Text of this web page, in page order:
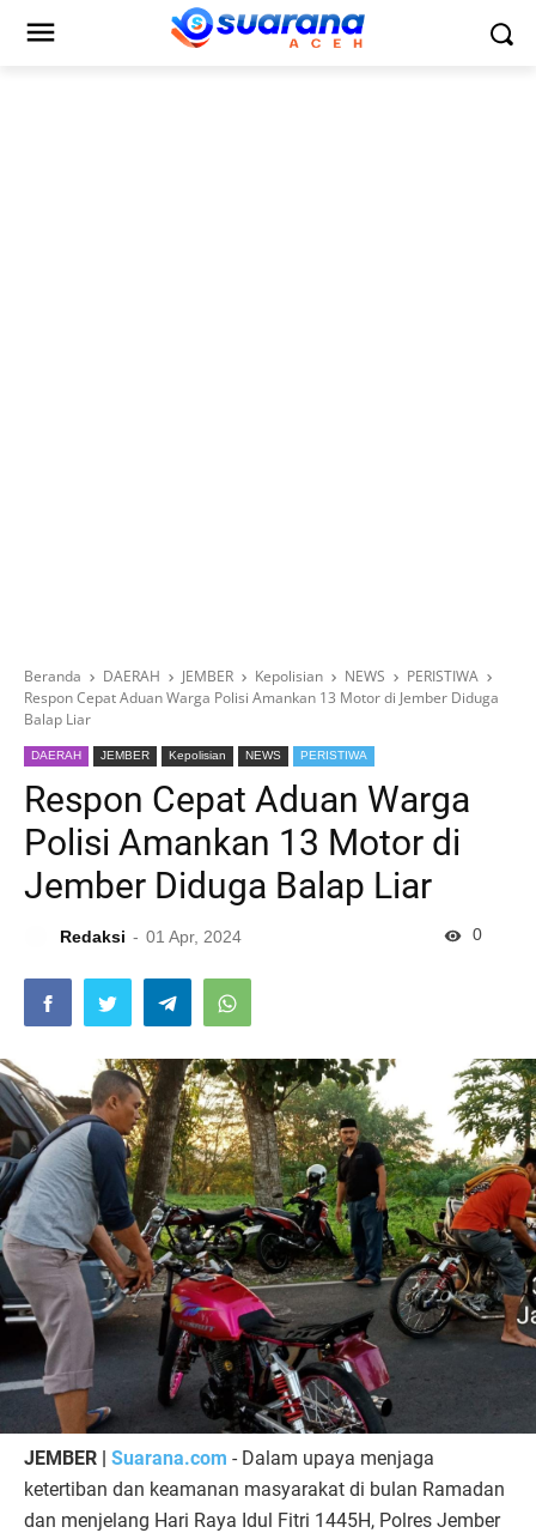
Beranda DAERAH JEMBER Kepolisian NEWS
PERISTIWA
Respon Cepat Aduan Warga Polisi Amankan 13 Motor di Jember Diduga
Balap Liar
DAERAH JEMBER Kepolisian NEWS PERISTIWA
Respon Cepat Aduan Warga
Polisi Amankan 13 Motor di
Jember Diduga Balap Liar
Redaksi 01 Apr, 2024 0
JEMBER | Suarana.com - Dalam upaya menjaga
ketertiban dan keamanan masyarakat di bulan Ramadan
dan menjelang Hari Raya Idul Fitri 1445H, Polres Jember